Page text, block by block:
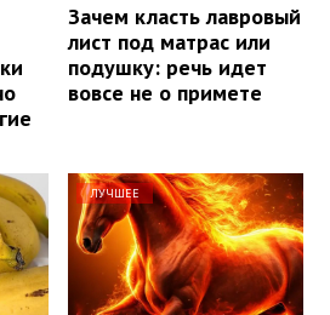
Зачем класть лавровый
лист под матрас или
подушку: речь идет
вовсе не о примете
ЛУЧШЕЕ